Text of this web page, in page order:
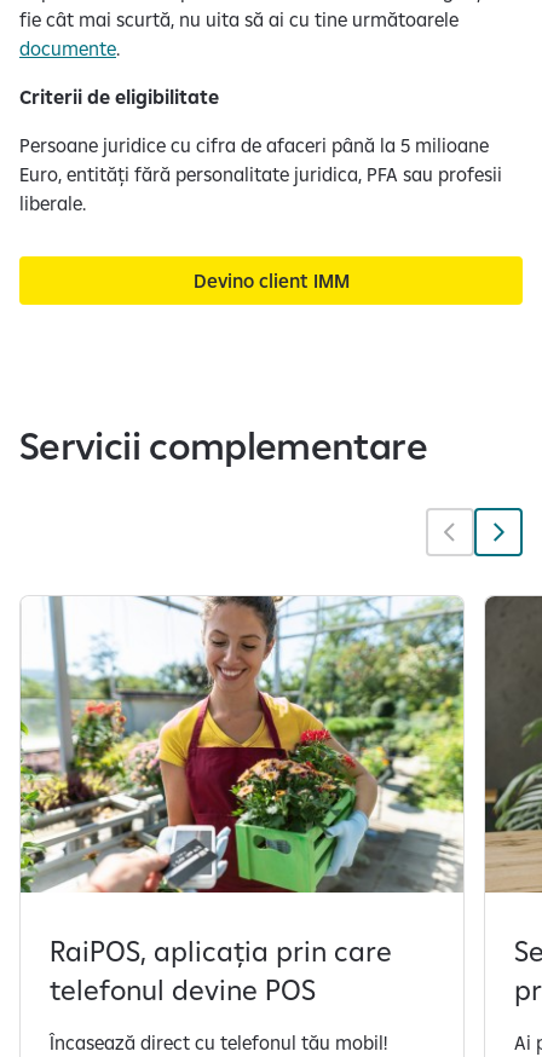
fie cât mai scurtă, nu uita să ai cu tine următoarele
documente.
Criterii de eligibilitate
​Persoane juridice cu cifra de afaceri până la 5 milioane
Euro, entități fără personalitate juridica, PFA sau profesii
liberale.
Devino client IMM
Servicii complementare
RaiPOS, aplicația prin care
telefonul devine POS
Încasează direct cu telefonul tău mobil!
Ai